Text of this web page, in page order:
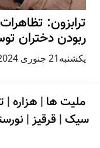
ترابزون:
ربودن دختران
يكشنبه21 جنوری 2024
ملیت ها | هزاره|
سیک| قرقیز|